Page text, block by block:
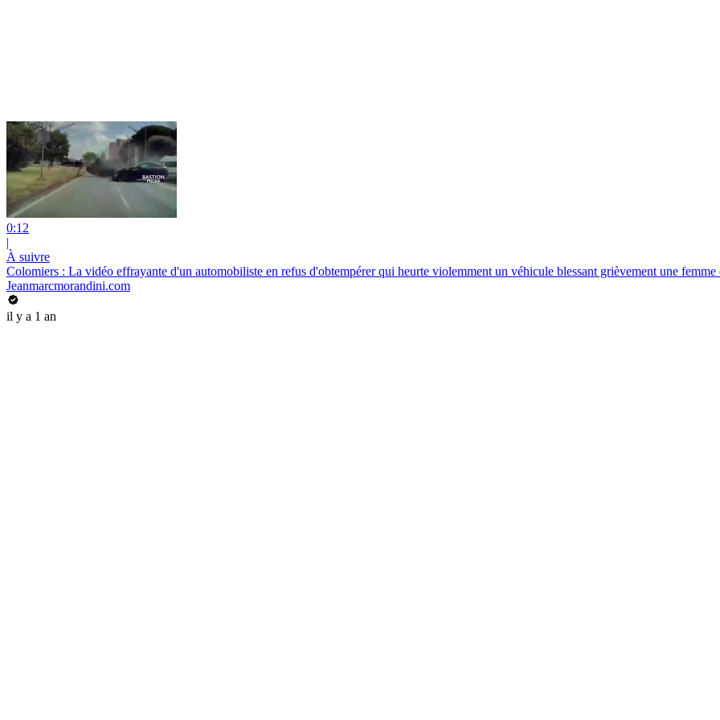
0:12
|
À suivre
Colomiers : La vidéo effrayante d'un automobiliste en refus d'obtempérer qui heurte violemment un véhicule blessant grièvement une
Jeanmarcmorandini.com
il y a 1 an